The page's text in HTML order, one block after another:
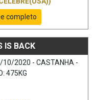
completo
IS BACK
10/2020 - CASTANHA -
475KG